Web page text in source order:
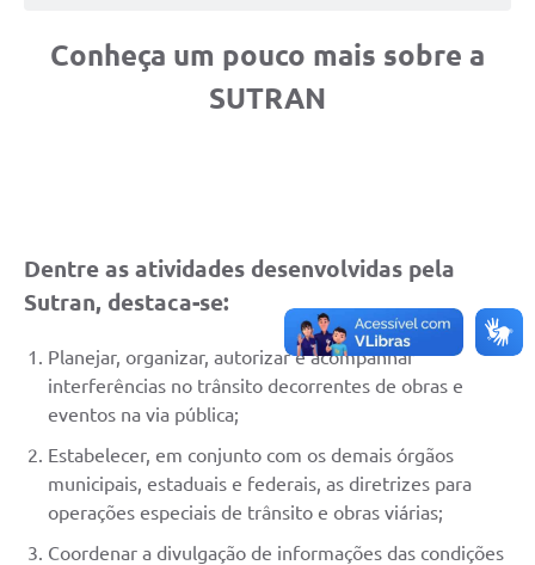
Conheça um pouco mais sobre a
SUTRAN
Dentre as atividades desenvolvidas pela
Sutran, destaca-se:
Planejar, organizar, autorizar e acompanhar
interferências no trânsito decorrentes de obras e
eventos na via pública;
Estabelecer, em conjunto com os demais órgãos
municipais, estaduais e federais, as diretrizes para
operações especiais de trânsito e obras viárias;
Coordenar a divulgação de informações das condições